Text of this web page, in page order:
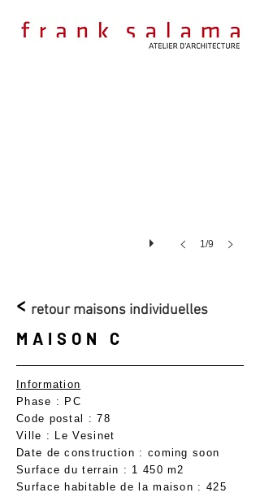
1/9
< retour maisons individuelles
MAISON C
Information
Phase : PC
Code postal : 78
Ville : Le Vesinet
Date de construction : coming soon
Surface du terrain : 1 450 m2
Surface habitable de la maison : 425